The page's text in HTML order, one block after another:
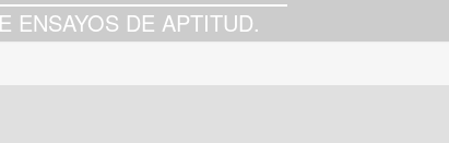
ENSAYOS DE APTITUD.